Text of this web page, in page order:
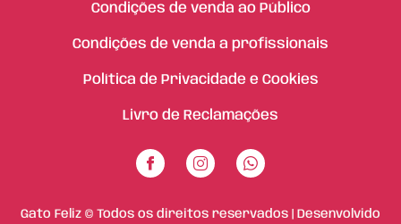
Condições de venda ao Público
Condições de venda a profissionais
Política de Privacidade e Cookies
Livro de Reclamações
Gato Feliz © Todos os direitos reservados | Desenvolvido